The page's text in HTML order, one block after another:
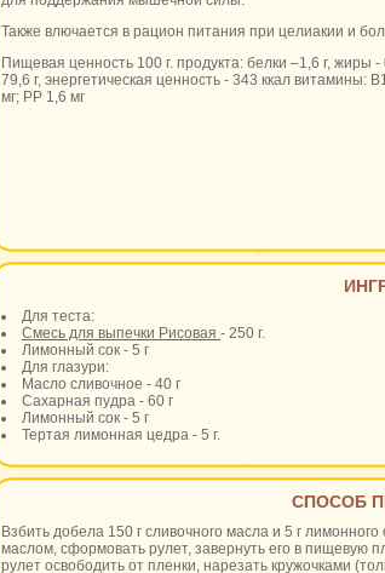
Также влючается в рацион питания при целиакии и
Пищевая ценность 100 г. продукта: белки –1,6 г, жиры -
79,6 г, энергетическая ценность - 343 ккал витамины:
мг; РР 1,6 мг
Для теста:
Смесь для выпечки Рисовая - 250 г.
Лимонный сок - 5 г
Для глазури:
Масло сливочное - 40 г
Сахарная пудра - 60 г
Лимонный сок - 5 г
Тертая лимонная цедра - 5 г.
СПОСОБ
Взбить добела 150 г сливочного масла и 5 г лимонного
маслом, сформовать рулет, завернуть его в пищевую
рулет освободить от пленки, нарезать кружочками